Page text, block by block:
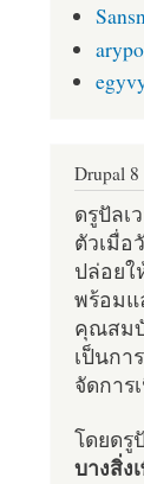
Drupal
ดรูปัลเ
ตัวเมื่อ
ปล่อยใ
พร้อม
คุณสม
เป็นกา
จัดการ
โดยดรู
บางสิ่ง